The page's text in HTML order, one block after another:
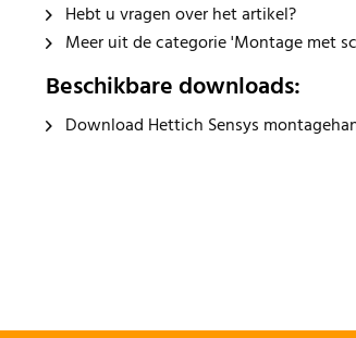
Hebt u vragen over het artikel?
Meer uit de categorie 'Montage met
Beschikbare downloads:
Download Hettich Sensys